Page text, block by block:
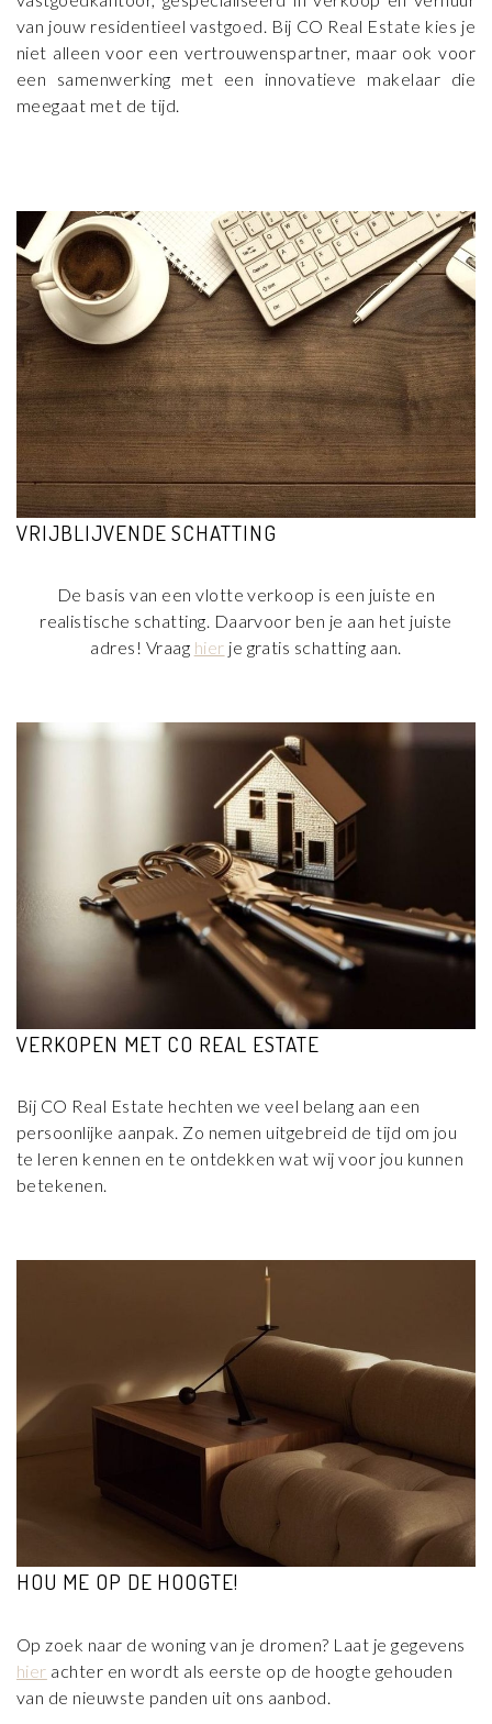
van jouw residentieel vastgoed. Bij CO Real Estate kies je
niet alleen voor een vertrouwenspartner, maar ook voor
een samenwerking met een innovatieve makelaar die
meegaat met de tijd.
VRIJBLIJVENDE SCHATTING
De basis van een vlotte verkoop is een juiste en
realistische schatting. Daarvoor ben je aan het juiste
adres! Vraag hier je gratis schatting aan.
VERKOPEN MET CO REAL ESTATE
Bij CO Real Estate hechten we veel belang aan een
persoonlijke aanpak. Zo nemen uitgebreid de tijd om jou
te leren kennen en te ontdekken wat wij voor jou kunnen
betekenen.
HOU ME OP DE HOOGTE!
Op zoek naar de woning van je dromen? Laat je gegevens
hier achter en wordt als eerste op de hoogte gehouden
van de nieuwste panden uit ons aanbod.